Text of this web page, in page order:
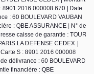
8901 2016 000008 670 | Date
: 60 BOULEVARD VAUBAN
: QBE ASSURANCE | N° de
caisse de garantie : TOUR
LA DEFENSE CEDEX |
S : 8901 2016 000008
délivrance : 60 BOULEVARD
financière : QBE